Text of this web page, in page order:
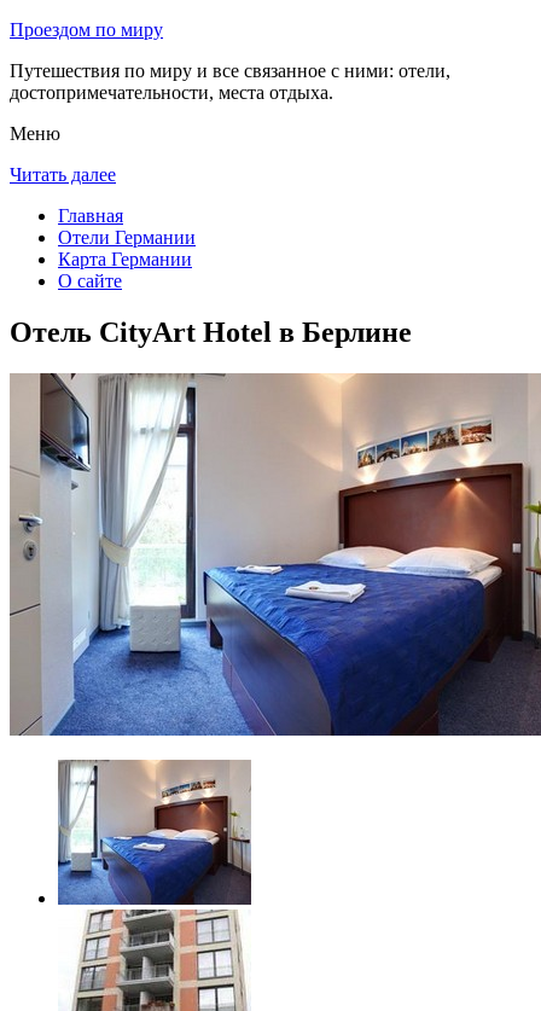
Проездом по миру
Путешествия по миру и все связанное с ними: отели,
достопримечательности, места отдыха.
Меню
Читать далее
Главная
Отели Германии
Карта Германии
О сайте
Отель CityArt Hotel в Берлине